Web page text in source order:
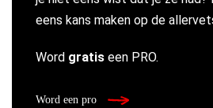
eens kans maken op de
Word gratis een PRO.
Word een pro